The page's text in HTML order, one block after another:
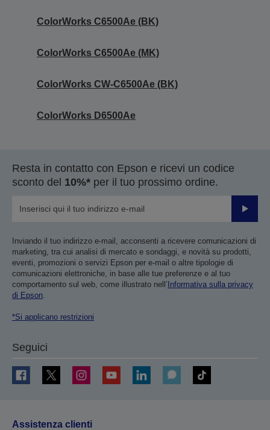
ColorWorks C6500Ae (BK)
ColorWorks C6500Ae (MK)
ColorWorks CW-C6500Ae (BK)
ColorWorks D6500Ae
Resta in contatto con Epson e ricevi un codice
sconto del 10%* per il tuo prossimo ordine.
Invia
Inviando il tuo indirizzo e-mail, acconsenti a ricevere comunicazioni di
marketing, tra cui analisi di mercato e sondaggi, e novità su prodotti,
eventi, promozioni o servizi Epson per e-mail o altre tipologie di
comunicazioni elettroniche, in base alle tue preferenze e al tuo
comportamento sul web, come illustrato nell’Informativa sulla privacy
di Epson
*Si applicano restrizioni
Seguici
Assistenza clienti